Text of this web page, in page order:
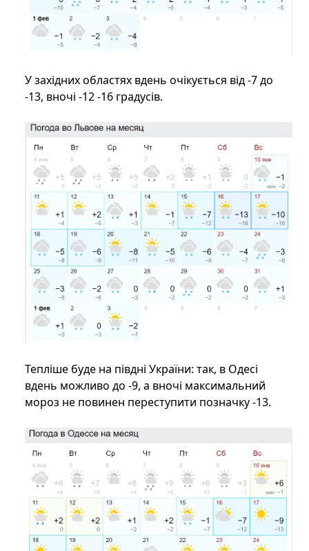
У західних областях вдень очікується від -7 до
-13, вночі -12 -16 градусів.
Тепліше буде на півдні України: так, в Одесі
вдень можливо до -9, а вночі максимальний
мороз не повинен переступити позначку -13.